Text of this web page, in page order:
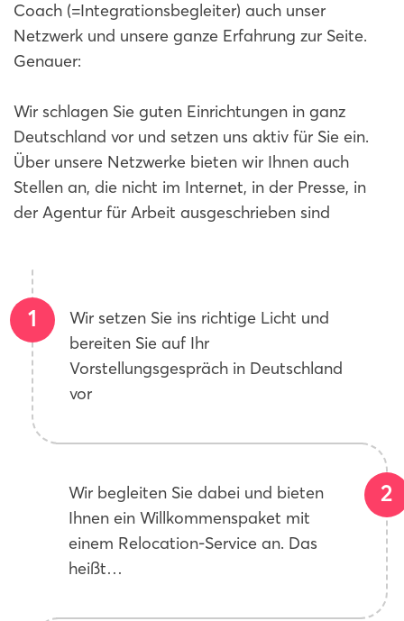
Coach (=Integrationsbegleiter) auch unser
Netzwerk und unsere ganze Erfahrung zur Seite.
Genauer:
Wir schlagen Sie guten Einrichtungen in ganz
Deutschland vor und setzen uns aktiv für Sie ein.
Über unsere Netzwerke bieten wir Ihnen auch
Stellen an, die nicht im Internet, in der Presse, in
der Agentur für Arbeit ausgeschrieben sind
Wir setzen Sie ins richtige Licht und
bereiten Sie auf Ihr
Vorstellungsgespräch in Deutschland
vor
Wir begleiten Sie dabei und bieten
Ihnen ein Willkommenspaket mit
einem Relocation-Service an. Das
heißt…